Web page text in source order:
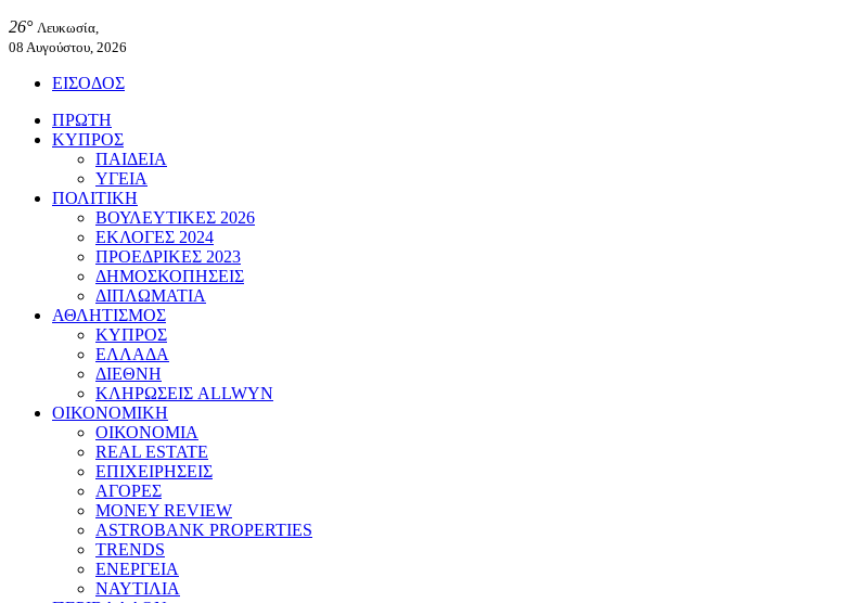
26° Λευκωσία,
08 Αυγούστου, 2026
ΕΙΣΟΔΟΣ
ΠΡΩΤΗ
ΚΥΠΡΟΣ
ΠΑΙΔΕΙΑ
ΥΓΕΙΑ
ΠΟΛΙΤΙΚΗ
ΒΟΥΛΕΥΤΙΚΕΣ 2026
ΕΚΛΟΓΕΣ 2024
ΠΡΟΕΔΡΙΚΕΣ 2023
ΔΗΜΟΣΚΟΠΗΣΕΙΣ
ΔΙΠΛΩΜΑΤΙΑ
ΑΘΛΗΤΙΣΜΟΣ
ΚΥΠΡΟΣ
ΕΛΛΑΔΑ
ΔΙΕΘΝΗ
ΚΛΗΡΩΣΕΙΣ ALLWYN
ΟΙΚΟΝΟΜΙΚΗ
ΟΙΚΟΝΟΜΙΑ
REAL ESTATE
ΕΠΙΧΕΙΡΗΣΕΙΣ
ΑΓΟΡΕΣ
MONEY REVIEW
ASTROBANK PROPERTIES
TRENDS
ΕΝΕΡΓΕΙΑ
ΝΑΥΤΙΛΙΑ